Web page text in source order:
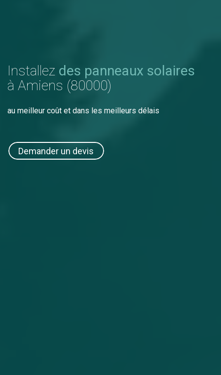
Installez des panneaux solaires
à Amiens (80000)
au meilleur coût et dans les meilleurs délais
Demander un devis